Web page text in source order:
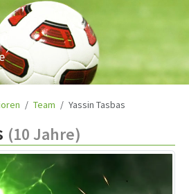
Team Yassin Tasbas
(10 Jahre)